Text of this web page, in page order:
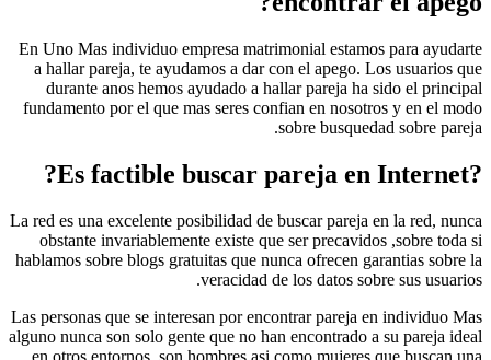
En Uno Mas individuo empresa matrimonial
a hallar pareja, te ayudamos a dar con el
durante anos hemos ayudado a hallar pareja
fundamento por el que mas seres confian en
sobre
La red es una excelente posibilidad de buscar
obstante invariablemente existe que ser
hablamos sobre blogs gratuitas que nunca
veracidad de los datos
Las personas que se interesan por encontrar
alguno nunca son solo gente que no han
en otros entornos, son hombres asi como